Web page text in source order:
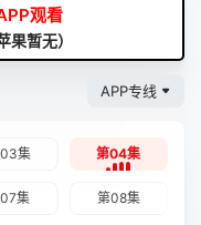
观看
暂无）
APP专线
集 第04集
集 第08集